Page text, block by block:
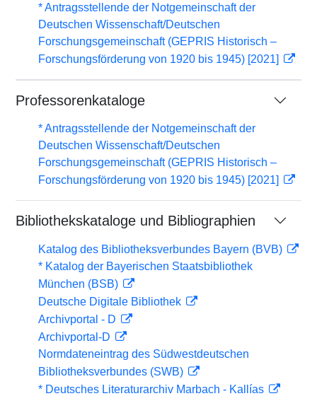
* Antragsstellende der Notgemeinschaft der
Deutschen Wissenschaft/Deutschen
Forschungsgemeinschaft (GEPRIS Historisch –
Forschungsförderung von 1920 bis 1945) [2021]
Professorenkataloge
* Antragsstellende der Notgemeinschaft der
Deutschen Wissenschaft/Deutschen
Forschungsgemeinschaft (GEPRIS Historisch –
Forschungsförderung von 1920 bis 1945) [2021]
Bibliothekskataloge und Bibliographien
Katalog des Bibliotheksverbundes Bayern (BVB)
* Katalog der Bayerischen Staatsbibliothek
München (BSB)
Deutsche Digitale Bibliothek
Archivportal - D
Archivportal-D
Normdateneintrag des Südwestdeutschen
Bibliotheksverbundes (SWB)
* Deutsches Literaturarchiv Marbach - Kallías